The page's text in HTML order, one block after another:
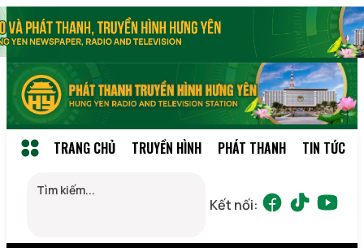
TRANG CHỦ TRUYỀN HÌNH PHÁT THANH TIN TỨC
Kết nối: